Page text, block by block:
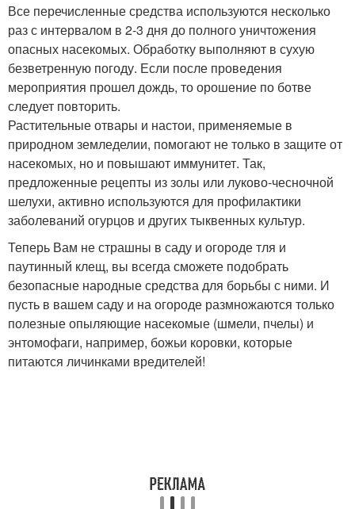
Все перечисленные средства используются несколько
раз с интервалом в 2-3 дня до полного уничтожения
опасных насекомых. Обработку выполняют в сухую
безветренную погоду. Если после проведения
мероприятия прошел дождь, то орошение по ботве
следует повторить.
Растительные отвары и настои, применяемые в
природном земледелии, помогают не только в защите от
насекомых, но и повышают иммунитет. Так,
предложенные рецепты из золы или луково-чесночной
шелухи, активно используются для профилактики
заболеваний огурцов и других тыквенных культур.
Теперь Вам не страшны в саду и огороде тля и
паутинный клещ, вы всегда сможете подобрать
безопасные народные средства для борьбы с ними. И
пусть в вашем саду и на огороде размножаются только
полезные опыляющие насекомые (шмели, пчелы) и
энтомофаги, например, божьи коровки, которые
питаются личинками вредителей!